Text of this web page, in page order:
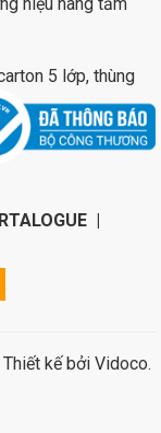
5 lớp, thùng
|
Thiết kế bởi Vidoco.